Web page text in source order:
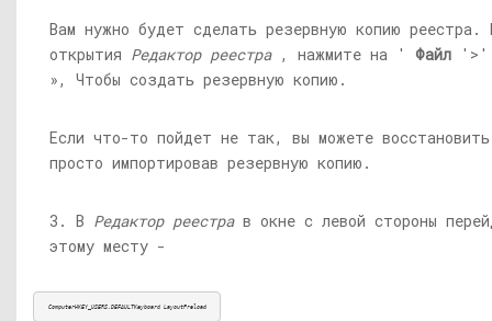
Вам нужно будет сделать резервную копию реестра.
открытия Редактор реестра, нажмите на ' Файл
», Чтобы создать резервную копию.
Если что-то пойдет не так, вы можете
просто импортировав резервную копию.
3. В Редактор реестрав окне с левой стороны
этому месту -
ComputerHKEY_USERS.DEFAULTKeyboard LayoutPreload